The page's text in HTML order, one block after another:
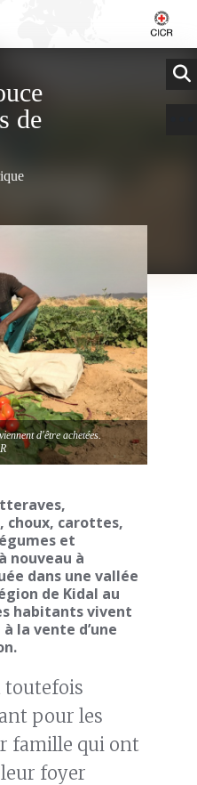
de
d'être achetées.
choux, carottes,
et
nouveau à
dans une vallée
de Kidal au
habitants vivent
la vente d’une
toutefois
pour les
famille qui ont
foyer